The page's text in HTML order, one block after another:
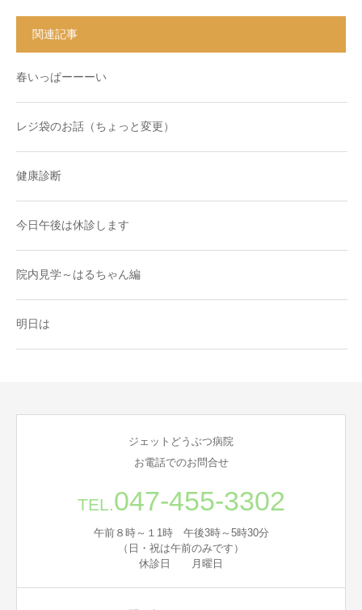
関連記事
春いっぱーーーい
レジ袋のお話（ちょっと変更）
健康診断
今日午後は休診します
院内見学～はるちゃん編
明日は
ジェットどうぶつ病院
お電話でのお問合せ
TEL.047-455-3302
午前８時～１1時 午後3時～5時30分
（日・祝は午前のみです）
休診日 月曜日